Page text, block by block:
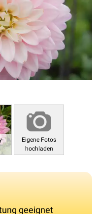
Eigene Fotos
hochladen
geeignet